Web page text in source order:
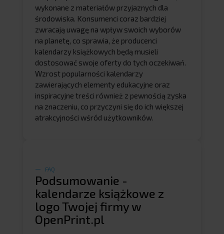
wykonane z materiałów przyjaznych dla
środowiska. Konsumenci coraz bardziej
zwracają uwagę na wpływ swoich wyborów
na planetę, co sprawia, że producenci
kalendarzy książkowych będą musieli
dostosować swoje oferty do tych oczekiwań.
Wzrost popularności kalendarzy
zawierających elementy edukacyjne oraz
inspiracyjne treści również z pewnością zyska
na znaczeniu, co przyczyni się do ich większej
atrakcyjności wśród użytkowników.
FAQ
Podsumowanie -
kalendarze książkowe z
logo Twojej firmy w
OpenPrint.pl